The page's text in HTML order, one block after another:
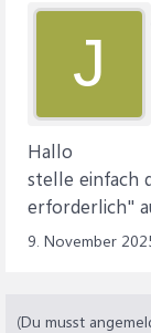
J
Hallo
stelle einfach
erforderlich"
9. November
(Du musst